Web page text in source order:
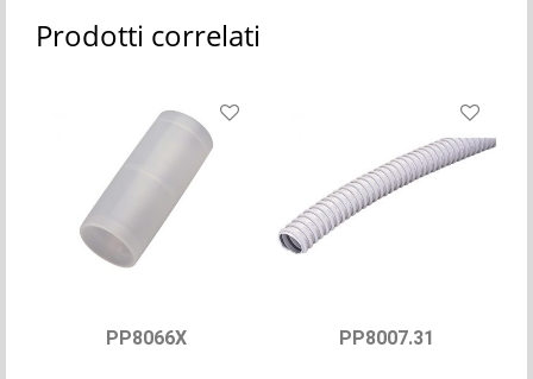
Prodotti correlati
PP8066X PP8007.31